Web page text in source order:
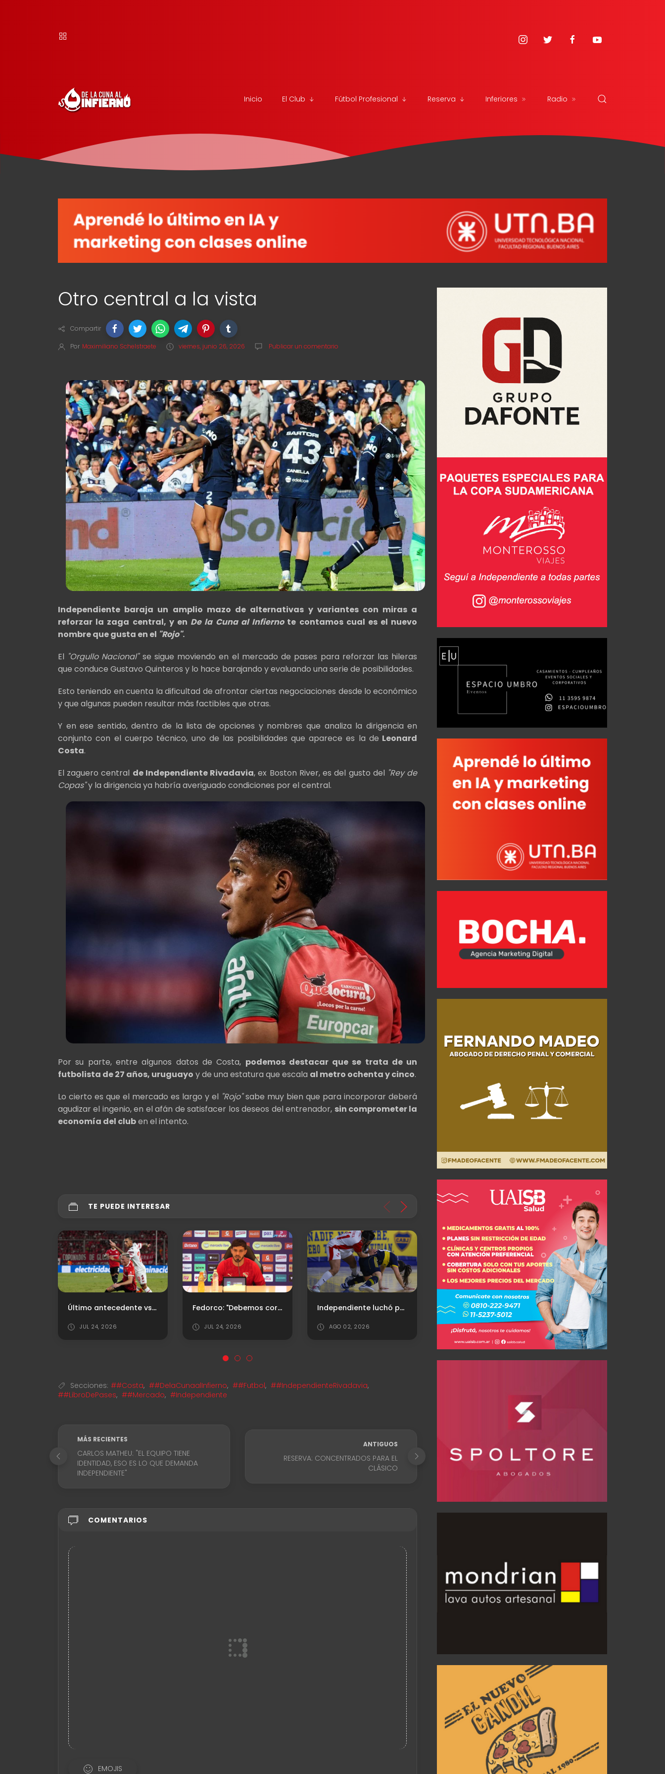
Inicio El Club Fútbol Profesional Reserva Inferiores Radio
Otro central a la vista
Compartir
Por Maximiliano Schelstraete viernes, junio 26, 2026 Publicar un comentario
Independiente baraja un amplio mazo de alternativas y variantes con miras a
reforzar la zaga central, y en De la Cuna al Infiernote contamos cual es el nuevo
nombre que gusta en el "Rojo".
El "Orgullo Nacional"se sigue moviendo en el mercado de pases para reforzar las hileras
que conduce Gustavo Quinteros y lo hace barajando y evaluando una serie de posibilidades.
Esto teniendo en cuenta la dificultad de afrontar ciertas negociaciones desde lo económico
y que algunas pueden resultar más factibles que otras.
Y en ese sentido, dentro de la lista de opciones y nombres que analiza la dirigencia en
conjunto con el cuerpo técnico, uno de las posibilidades que aparece es la de Leonard
Costa.
El zaguero central de Independiente Rivadavia, ex Boston River, es del gusto del "Rey de
Copas"y la dirigencia ya habría averiguado condiciones por el central.
Por su parte, entre algunos datos de Costa, podemos destacar que se trata de un
futbolista de 27 años, uruguayo y de una estatura que escala al metro ochenta y cinco.
Lo cierto es que el mercado es largo y el "Rojo"sabe muy bien que para incorporar deberá
agudizar el ingenio, en el afán de satisfacer los deseos del entrenador, sin comprometer la
economía del cluben el intento.
TE PUEDE INTERESAR
Fedorco: "Debemos corregir y ser un equipo más confiable"
JUL 24, 2026
Independiente luchó pero cayó ante Boca en un partidazo repleto de goles
AGO 02, 2026
Otra vez cuesta arriba
AGO 03, 2026 JUL 23, 2026
Secciones: ##Costa, ##DelaCunaalInfierno, ##Futbol, ##IndependienteRivadavia,
##LibroDePases, ##Mercado, #Independiente
MÁS RECIENTES
CARLOS MATHEU: "EL EQUIPO TIENE
IDENTIDAD, ESO ES LO QUE DEMANDA
INDEPENDIENTE"
ANTIGUOS
RESERVA: CONCENTRADOS PARA EL
CLÁSICO
COMENTARIOS
EMOJIS